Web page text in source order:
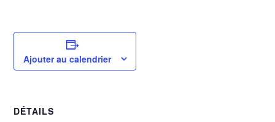
Ajouter au calendrier
DÉTAILS